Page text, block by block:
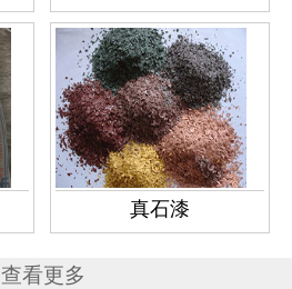
真石漆
查看更多